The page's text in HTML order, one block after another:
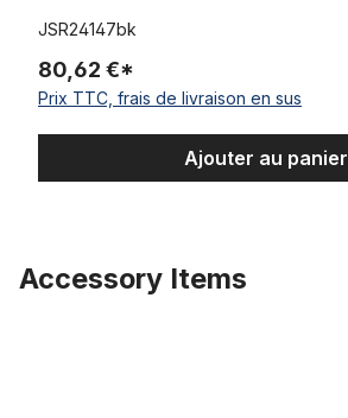
JSR24147bk
80,62 €*
Prix TTC, frais de livraison en sus
Ajouter au panier
Accessory Items